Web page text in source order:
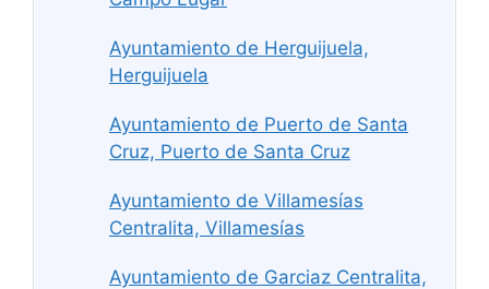
Ayuntamiento de Herguijuela,
Herguijuela
Ayuntamiento de Puerto de Santa
Cruz, Puerto de Santa Cruz
Ayuntamiento de Villamesías
Centralita, Villamesías
Ayuntamiento de Garciaz Centralita,